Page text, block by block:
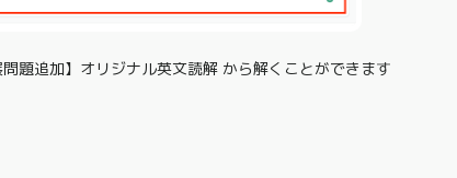
追加】オリジナル英文読解 から解くことができます